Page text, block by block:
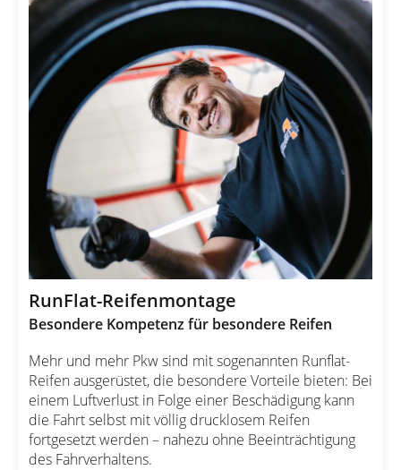
RunFlat-Reifenmontage
Besondere Kompetenz für besondere Reifen
Mehr und mehr Pkw sind mit sogenannten Runflat-
Reifen ausgerüstet, die besondere Vorteile bieten: Bei
einem Luftverlust in Folge einer Beschädigung kann
die Fahrt selbst mit völlig drucklosem Reifen
fortgesetzt werden – nahezu ohne Beeinträchtigung
des Fahrverhaltens.